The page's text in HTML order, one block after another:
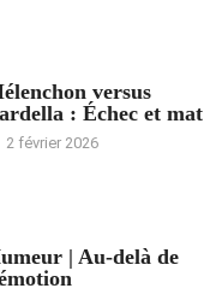
versus
: Échec et mat
2 février 2026
| Au-delà de